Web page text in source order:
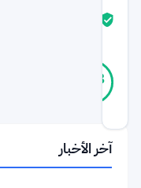
98
انتهى
آخر الأخبار